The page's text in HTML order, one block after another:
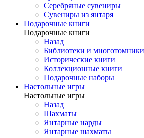
Серебряные сувениры
Сувениры из янтаря
Подарочные книги
Подарочные книги
Назад
Библиотеки и многотомники
Исторические книги
Коллекционные книги
Подарочные наборы
Настольные игры
Настольные игры
Назад
Шахматы
Янтарные нарды
Янтарные шахматы